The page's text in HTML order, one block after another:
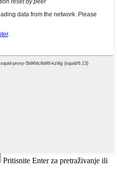
Pritisnite Enter za pretraživanje ili